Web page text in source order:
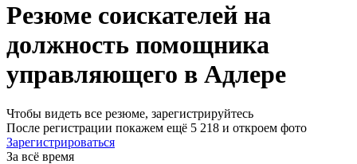
Резюме соискателей на
должность помощника
управляющего в Адлере
Чтобы видеть все резюме, зарегистрируйтесь
После регистрации покажем ещё 5 218 и откроем фото
Зарегистрироваться
За всё время